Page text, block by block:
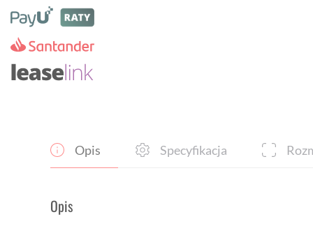
7
AXS
elektryczny
rower
gravelowy
Opis Specyfikacja
Opis